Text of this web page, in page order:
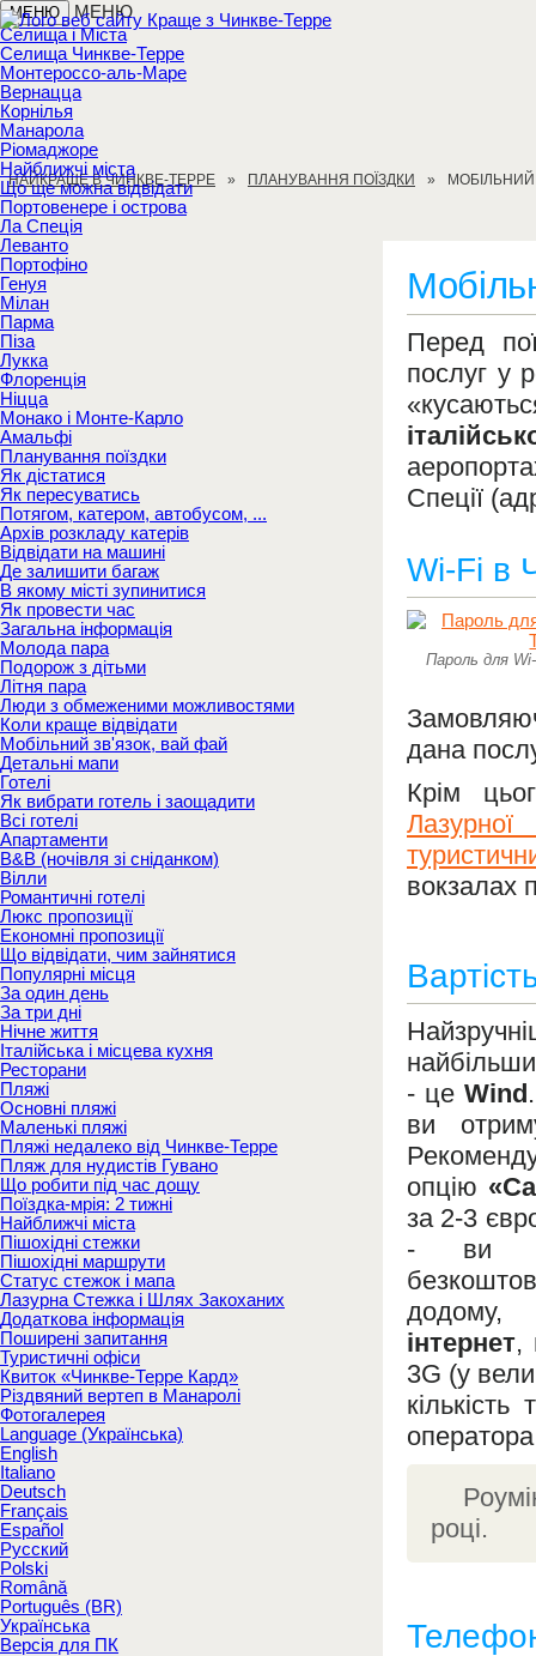
МЕНЮ
МЕНЮ
Селища і Міста
Селища Чинкве-Терре
Монтероссо-аль-Маре
Вернацца
Корнілья
Манарола
Ріомаджоре
Найближчі міста
Що ще можна відвідати
Портовенере і острова
Ла Спеція
Леванто
Портофіно
Генуя
Мілан
Парма
Піза
Лукка
Флоренція
Ніцца
Монако і Монте-Карло
Амальфі
Планування поїздки
Як дістатися
Як пересуватись
Потягом, катером, автобусом, ...
Архів розкладу катерів
Відвідати на машині
Де залишити багаж
В якому місті зупинитися
Як провести час
Загальна інформація
Молода пара
Подорож з дітьми
Літня пара
Люди з обмеженими можливостями
Коли краще відвідати
Мобільний зв'язок, вай фай
Детальні мапи
Готелі
Як вибрати готель і заощадити
Всі готелі
Апартаменти
B&B (ночівля зі сніданком)
Вілли
Романтичні готелі
Люкс пропозиції
Економні пропозиції
Що відвідати, чим зайнятися
Популярні місця
За один день
За три дні
Нічне життя
Італійська і місцева кухня
Ресторани
Пляжі
Основні пляжі
Маленькі пляжі
Пляжі недалеко від Чинкве-Терре
Пляж для нудистів Гувано
Що робити під час дощу
Поїздка-мрія: 2 тижні
Найближчі міста
Пішохідні стежки
Пішохідні маршрути
Статус стежок і мапа
Лазурна Стежка і Шлях Закоханих
Додаткова інформація
Поширені запитання
Туристичні офіси
Квиток «Чинкве-Терре Кард»
Різдвяний вертеп в Манаролі
Фотогалерея
Language (Українська)
English
Italiano
Deutsch
Français
Español
Русский
Polski
Română
Português (BR)
Українська
Версія для ПК
НАЙКРАЩЕ В ЧИНКВЕ-ТЕРРЕ ПЛАНУВАННЯ ПОЇЗДКИ
Перед
послуг у
Спеції
Wi-Fi в
Пароль для
дана
Крім
Лазурної
вокзалах
- цеWind
ви
опцію
за 2-3
- ви
інтернет,
3G (у
році.